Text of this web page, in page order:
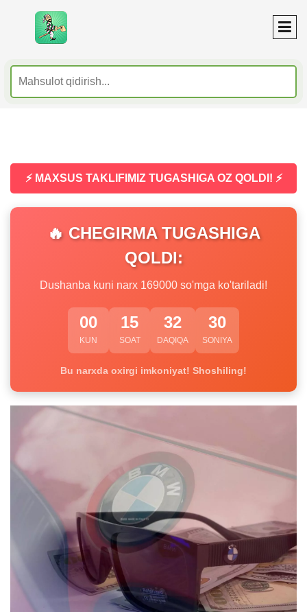
⚡ MAXSUS TAKLIFIMIZ TUGASHIGA OZ QOLDI! ⚡
🔥 CHEGIRMA TUGASHIGA
QOLDI:
Dushanba kuni narx 169000 so'mga ko'tariladi!
00
KUN
15
SOAT
32
DAQIQA
29
SONIYA
Bu narxda oxirgi imkoniyat! Shoshiling!